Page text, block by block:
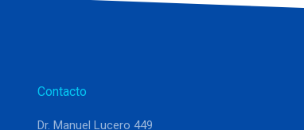
Contacto
Dr. Manuel Lucero 449